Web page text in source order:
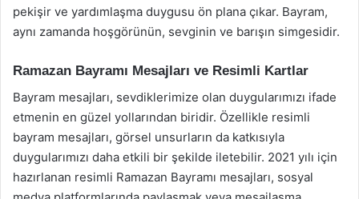
pekişir ve yardımlaşma duygusu ön plana çıkar. Bayram,
aynı zamanda hoşgörünün, sevginin ve barışın simgesidir.
Ramazan Bayramı Mesajları ve Resimli Kartlar
Bayram mesajları, sevdiklerimize olan duygularımızı ifade
etmenin en güzel yollarından biridir. Özellikle resimli
bayram mesajları, görsel unsurların da katkısıyla
duygularımızı daha etkili bir şekilde iletebilir. 2021 yılı için
hazırlanan resimli Ramazan Bayramı mesajları, sosyal